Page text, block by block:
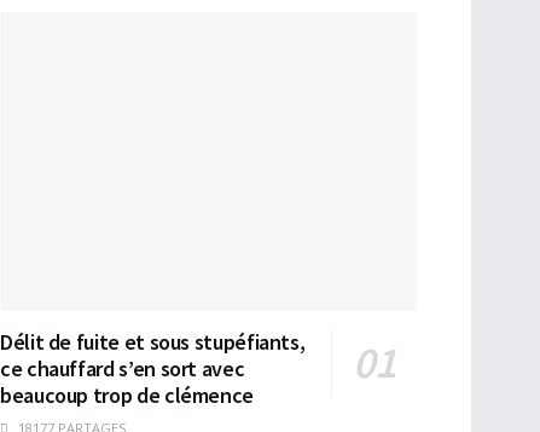
Délit de fuite et sous stupéfiants,
ce chauffard s’en sort avec
beaucoup trop de clémence
18177 PARTAGES